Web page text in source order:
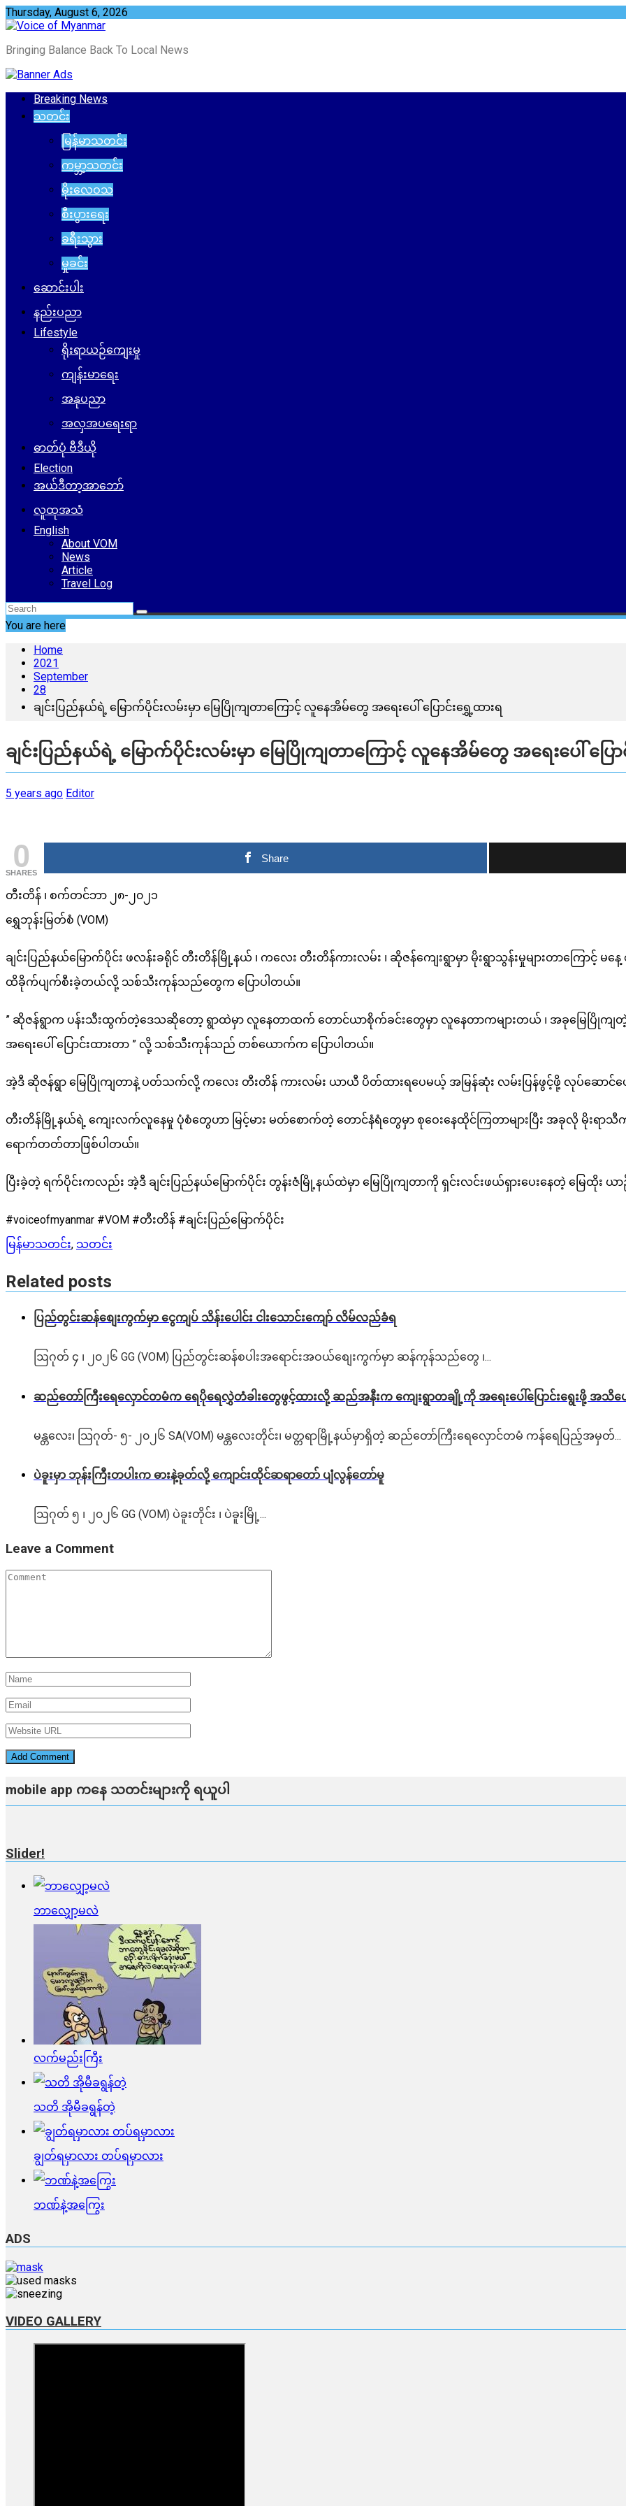
Skip
to
Thursday, August 6, 2026
Bringing Balance Back To Local News
Breaking News
သတင်း
မြန်မာသတင်း
ကမ္ဘာ့သတင်း
မိုးလေဝသ
စီးပွားရေး
ခရီးသွား
မှုခင်း
ဆောင်းပါး
နည်းပညာ
Lifestyle
ရိုးရာယဉ်ကျေးမှု
ကျန်းမာရေး
အနုပညာ
အလှအပရေးရာ
ဓာတ်ပုံ ဗီဒီယို
Election
အယ်ဒီတာ့အာဘော်
လူထုအသံ
English
About VOM
News
Article
Travel Log
You are here
Home
2021
September
28
ချင်းပြည်နယ်ရဲ့ မြောက်ပိုင်းလမ်းမှာ မြေပြိုကျတာကြောင့် လူနေအိမ်တွေ အရေးပေါ် ပြောင်းရွှေ့ထားရ
ချင်းပြည်နယ်ရဲ့ မြောက်ပိုင်းလမ်းမှာ မြေပြိုကျတာကြောင့် လူနေအိမ်တွေ အရေးပေါ် ပြေ
5 years ago Editor
0
SHARES
Share
တီးတိန် ၊ စက်တင်ဘာ ၂၈-၂၀၂၁
ရွှေဘုန်းမြတ်စံ (VOM)
ချင်းပြည်နယ်မြောက်ပိုင်း ဖလန်းခရိုင် တီးတိန်မြို့နယ် ၊ ကလေး တီးတိန်ကားလမ်း ၊ ဆိုဇန်ကျေးရွာမှာ မိုးရွာသွန်းမှုများတာကြောင့်
ထိခိုက်ပျက်စီးခဲ့တယ်လို့ သစ်သီးကုန်သည်တွေက ပြောပါတယ်။
” ဆိုဇန်ရွာက ပန်းသီးထွက်တဲ့ဒေသဆိုတော့ ရွာထဲမှာ လူနေတာထက် တောင်ယာစိုက်ခင်းတွေမှာ လူနေတာကများတယ် ၊ အခုမြေပြိုကျတဲ့
အရေးပေါ် ပြောင်းထားတာ ” လို့ သစ်သီးကုန်သည် တစ်ယောက်က ပြောပါတယ်။
အဲ့ဒီ ဆိုဇန်ရွာ မြေပြိုကျတာနဲ့ ပတ်သက်လို့ ကလေး တီးတိန် ကားလမ်း ယာယီ ပိတ်ထားရပေမယ့် အမြန်ဆုံး လမ်းပြန်ဖွင့်ဖို့ လုပ်ဆော
တီးတိန်မြို့နယ်ရဲ့ ကျေးလက်လူနေမှု ပုံစံတွေဟာ မြင့်မား မတ်စောက်တဲ့ တောင်နံရံတွေမှာ စုဝေးနေထိုင်ကြတာများပြီး အခုလို မိုးရာ
ရောက်တတ်တာဖြစ်ပါတယ်။
ပြီးခဲ့တဲ့ ရက်ပိုင်းကလည်း အဲ့ဒီ ချင်းပြည်နယ်မြောက်ပိုင်း တွန်းဇံမြို့နယ်ထဲမှာ မြေပြိုကျတာကို ရှင်းလင်းဖယ်ရှားပေးနေတဲ့ မြေထိုး
#voiceofmyanmar #VOM #တီးတိန #ချင်းပြည်မြောက်ပိုင်း
မြန်မာသတင်း, သတင်း
Related posts
ပြည်တွင်းဆန်စျေးကွက်မှာ ငွေကျပ် သိန်းပေါင်း ငါး​သောင်းကျော် လိမ်လည်ခံရ
ဩဂုတ် ၄ ၊ ၂၀၂၆ GG (VOM) ပြည်တွင်းဆန်စပါးအရောင်းအဝယ်စျေးကွက်မှာ ဆန်ကုန်သည်တွေ ၊...
ဆည်တော်ကြီးရေလှောင်တမံက ရေပိုရေလွှဲတံခါးတွေဖွင့်ထားလို့ ဆည်အနီးက ကျေးရွာတချို့ကို အရေးပေါ်ပြောင်းရွေးဖို့ အသိပေ
မန္တလေး၊ သြဂုတ်- ၅- ၂၀၂၆ SA(VOM) မန္တလေးတိုင်း၊ မတ္တရာမြို့နယ်မှာရှိတဲ့ ဆည်တော်ကြီးရေလှောင်တမံ ကန်ရေပြည့်အမှတ်...
ပဲခူးမှာ ဘုန်းကြီးတပါးက ဓားနဲ့ခုတ်လို့ ကျောင်းထိုင်ဆရာတော် ပျံလွန်တော်မူ
ဩဂုတ် ၅ ၊ ၂၀၂၆ GG (VOM) ပဲခူးတိုင်း ၊ ပဲခူးမြို့...
Leave a Comment
mobile app ​​ကနေ ​​သတင်းများကို ရယူပါ
Slider!
ဘာလျှော့မလဲ
လက်မည်းကြီး
သတိ အိုမီခရွန်တဲ့
ချွတ်ရမှာလား တပ်ရမှာလား
ဘဏ်နဲ့အကြွေး
ADS
VIDEO GALLERY